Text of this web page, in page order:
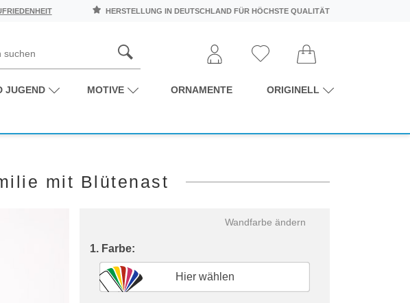
HERSTELLUNG IN DEUTSCHLAND FÜR HÖCHSTE QUALITÄT
JUGEND MOTIVE ORNAMENTE ORIGINELL
mit Blütenast
Wandfarbe ändern
1. Farbe:
Hier wählen